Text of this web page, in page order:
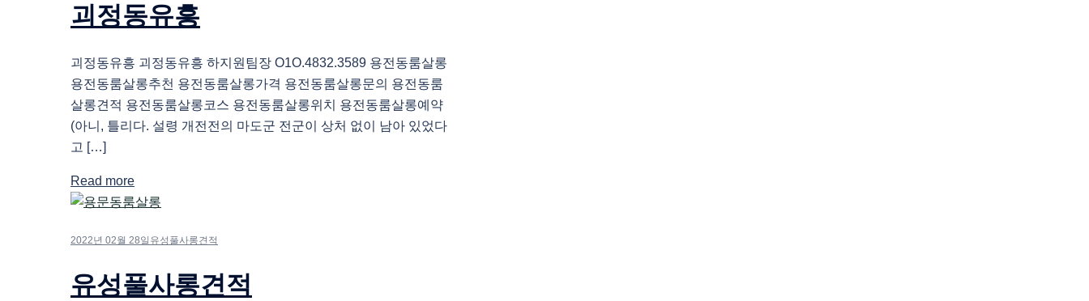
괴정동유흥
괴정동유흥 괴정동유흥 하지원팀장 O1O.4832.3589 용전동룸살롱
용전동룸살롱추천 용전동룸살롱가격 용전동룸살롱문의 용전동룸
살롱견적 용전동룸살롱코스 용전동룸살롱위치 용전동룸살롱예약
(아니, 틀리다. 설령 개전전의 마도군 전군이 상처 없이 남아 있었다
고 […]
Read more
2022년 02월 28일 유성풀사롱견적
유성풀사롱견적